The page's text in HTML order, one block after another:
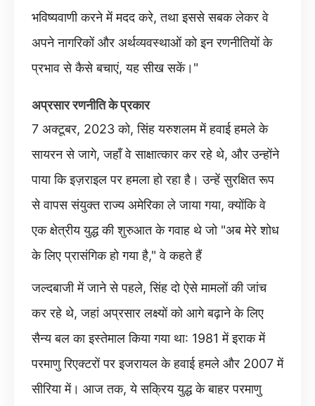
भविष्यवाणी करने में मदद करे, तथा इससे सबक लेकर वे
अपने नागरिकों और अर्थव्यवस्थाओं को इन रणनीतियों के
प्रभाव से कैसे बचाएं, यह सीख सकें।"
अप्रसार रणनीति के प्रकार
7 अक्टूबर, 2023 को, सिंह यरुशलम में हवाई हमले के
सायरन से जागे, जहाँ वे साक्षात्कार कर रहे थे, और उन्होंने
पाया कि इज़राइल पर हमला हो रहा है। उन्हें सुरक्षित रूप
से वापस संयुक्त राज्य अमेरिका ले जाया गया, क्योंकि वे
एक क्षेत्रीय युद्ध की शुरुआत के गवाह थे जो "अब मेरे शोध
के लिए प्रासंगिक हो गया है," वे कहते हैं
जल्दबाजी में जाने से पहले, सिंह दो ऐसे मामलों की जांच
कर रहे थे, जहां अप्रसार लक्ष्यों को आगे बढ़ाने के लिए
सैन्य बल का इस्तेमाल किया गया था: 1981 में इराक में
परमाणु रिएक्टरों पर इजरायल के हवाई हमले और 2007 में
सीरिया में। आज तक, ये सक्रिय युद्ध के बाहर परमाणु